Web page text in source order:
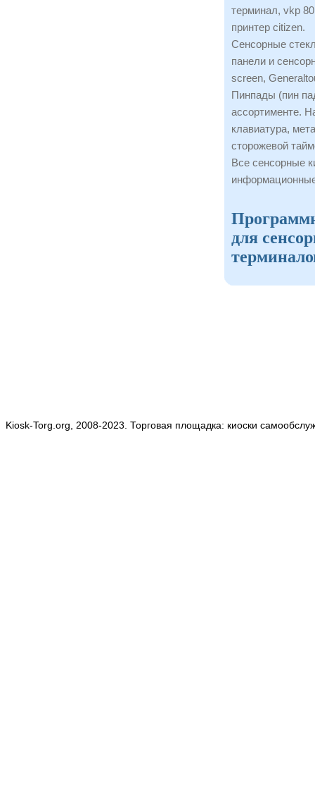
терминал, vkp
принтер citizen.
Сенсорные
панели и
screen,
Пинпады (пин
ассортименте.
клавиатура,
сторожевой
Все сенсорные
для
Kiosk-Torg.org, 2008-2023. Торговая площадка: киоски